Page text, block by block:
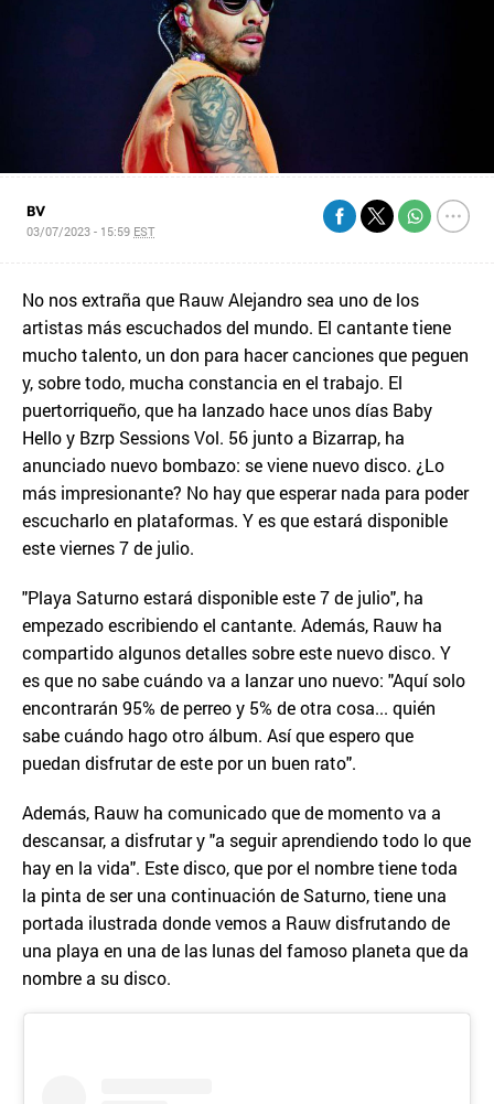
BV
03/07/2023 - 15:59 EST
No nos extraña que Rauw Alejandro sea uno de los
artistas más escuchados del mundo. El cantante tiene
mucho talento, un don para hacer canciones que peguen
y, sobre todo, mucha constancia en el trabajo. El
puertorriqueño, que ha lanzado hace unos días Baby
Hello y Bzrp Sessions Vol. 56 junto a Bizarrap, ha
anunciado nuevo bombazo: se viene nuevo disco. ¿Lo
más impresionante? No hay que esperar nada para poder
escucharlo en plataformas. Y es que estará disponible
este viernes 7 de julio.
"Playa Saturno estará disponible este 7 de julio", ha
empezado escribiendo el cantante. Además, Rauw ha
compartido algunos detalles sobre este nuevo disco. Y
es que no sabe cuándo va a lanzar uno nuevo: "Aquí solo
encontrarán 95% de perreo y 5% de otra cosa... quién
sabe cuándo hago otro álbum. Así que espero que
puedan disfrutar de este por un buen rato".
Además, Rauw ha comunicado que de momento va a
descansar, a disfrutar y "a seguir aprendiendo todo lo que
hay en la vida". Este disco, que por el nombre tiene toda
la pinta de ser una continuación de Saturno, tiene una
portada ilustrada donde vemos a Rauw disfrutando de
una playa en una de las lunas del famoso planeta que da
nombre a su disco.